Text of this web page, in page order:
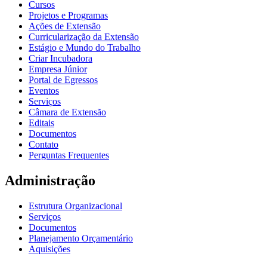
Cursos
Projetos e Programas
Ações de Extensão
Curricularização da Extensão
Estágio e Mundo do Trabalho
Criar Incubadora
Empresa Júnior
Portal de Egressos
Eventos
Serviços
Câmara de Extensão
Editais
Documentos
Contato
Perguntas Frequentes
Administração
Estrutura Organizacional
Serviços
Documentos
Planejamento Orçamentário
Aquisições